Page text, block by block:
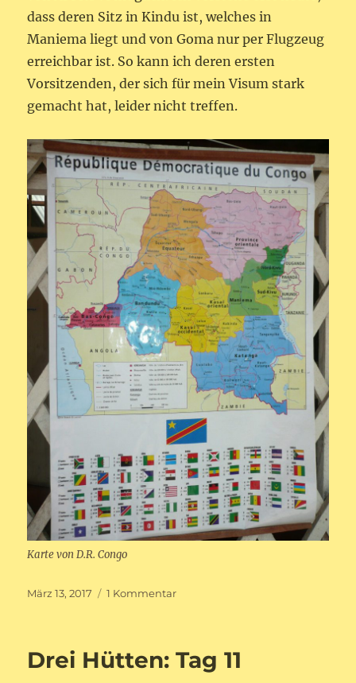
dass deren Sitz in Kindu ist, welches in
Maniema liegt und von Goma nur per Flugzeug
erreichbar ist. So kann ich deren ersten
Vorsitzenden, der sich für mein Visum stark
gemacht hat, leider nicht treffen.
Karte von D.R. Congo
Veröffentlicht
März 13, 2017 1 Kommentarzu
12
Drei Hütten: Tag 11